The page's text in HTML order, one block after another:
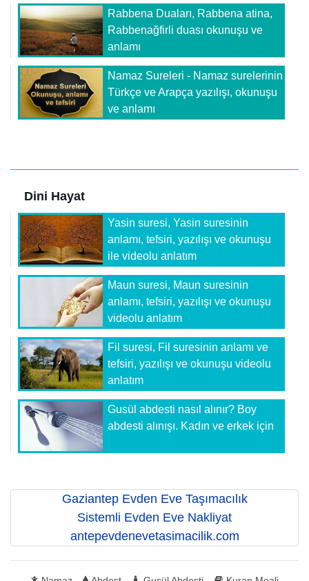
Rabbena Duaları, Rabbena atina,
Rabbenağfirli duası okunuşu ve
anlamı
Namaz Sureleri - Namaz surelerinin
Türkçe ve Arapça yazılışı, okunuşu
ve anlamı
Dini Hayat
Yasin suresi, Yasin suresinin
anlamı, tefsiri, yazılışı ve okunuşu
ile videolu anlatım
Maun suresi, Maun suresinin
anlamı, tefsiri, yazılışı ve okunuşu
videolu anlatım
Fil suresi, Fil suresinin anlamı ve
tefsiri, yazılışı ve okunuşu videolu
anlatım
Gusül abdesti nasıl alınır? Boy
abdesti alınışı. Kadın ve erkek için
Gaziantep Evden Eve Taşımacılık
Sistemli Evden Eve Nakliyat
antepevdenevetasimacilik.com